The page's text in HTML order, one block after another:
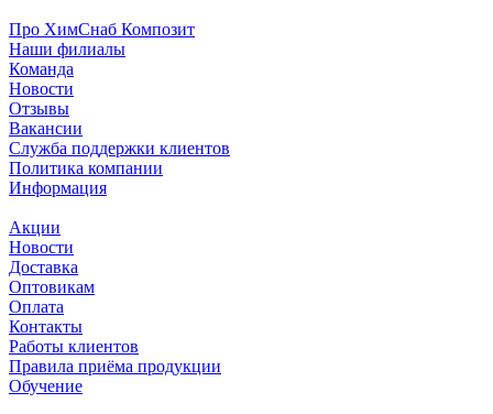
Про ХимСнаб Композит
Наши филиалы
Команда
Новости
Отзывы
Вакансии
Служба поддержки клиентов
Политика компании
Информация
Акции
Новости
Доставка
Оптовикам
Оплата
Контакты
Работы клиентов
Правила приёма продукции
Обучение